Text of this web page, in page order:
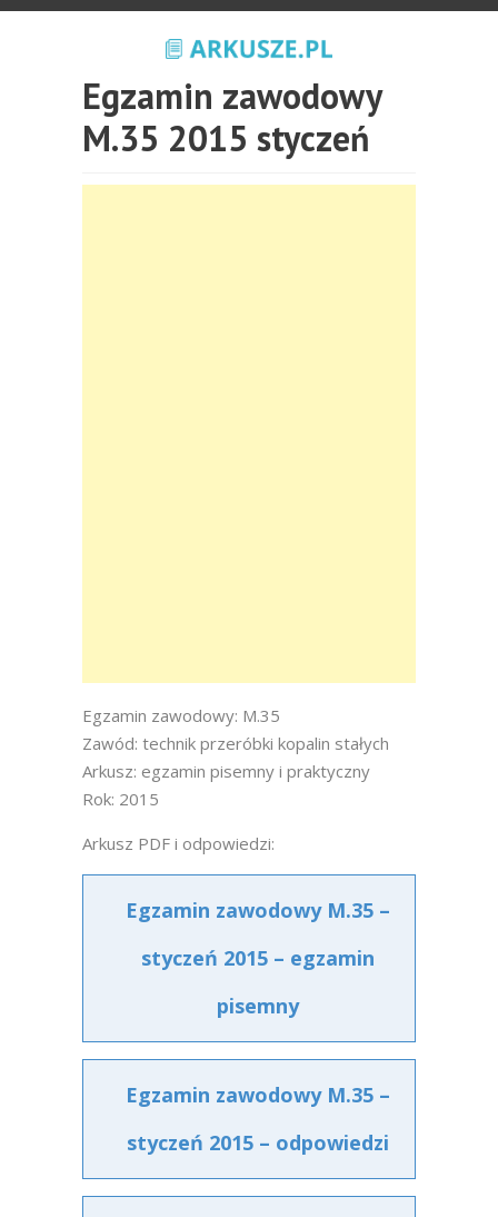
Egzamin zawodowy
M.35 2015 styczeń
Egzamin zawodowy: M.35
Zawód: technik przeróbki kopalin stałych
Arkusz: egzamin pisemny i praktyczny
Rok: 2015
Arkusz PDF i odpowiedzi:
Egzamin zawodowy M.35 –
styczeń 2015 – egzamin
pisemny
Egzamin zawodowy M.35 –
styczeń 2015 – odpowiedzi